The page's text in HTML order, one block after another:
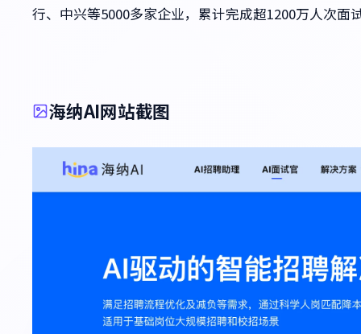
行、中兴等5000多家企业，累计完成超1200万人次面
海纳AI网站截图